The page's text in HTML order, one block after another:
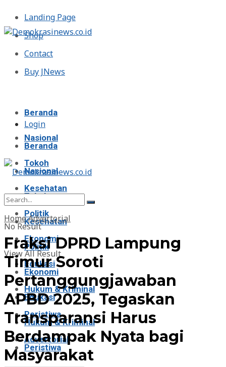
Landing Page
Shop
Contact
Buy JNews
Login
Beranda
Nasional
Tokoh
Kesehatan
Politik
Ekonomi
Edukasi
Hukum & Kriminal
Peristiwa
Advertorial
Beranda
Nasional
Tokoh
Kesehatan
Politik
Ekonomi
Edukasi
Hukum & Kriminal
Peristiwa
No Result
View All Result
HomeAdvertorial
Fraksi DPRD Lampung
Timur Soroti
Pertanggungjawaban
APBD 2025, Tegaskan
Transparansi Harus
Berdampak Nyata bagi
Masyarakat